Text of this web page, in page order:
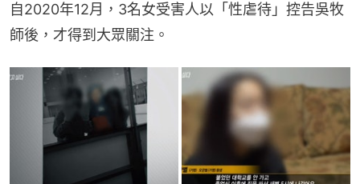
自2020年12月，3名女受害人以「性虐待」控告吳牧
師後，才得到大眾關注。